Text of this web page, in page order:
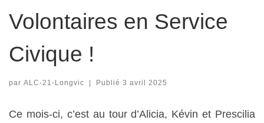
Volontaires en Service
Civique !
par ALC-21-Longvic | Publié 3 avril 2025
Ce mois-ci, c’est au tour d’Alicia, Kévin et Prescilia